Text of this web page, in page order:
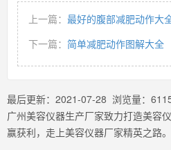
上一篇： 最好的腹部减肥动作大
下一篇： 简单减肥动作图解大全
最后更新： 2021-07-28 浏览量：
广州美容仪器生产厂家致力打造美容
赢获利，走上美容仪器厂家精英之路。